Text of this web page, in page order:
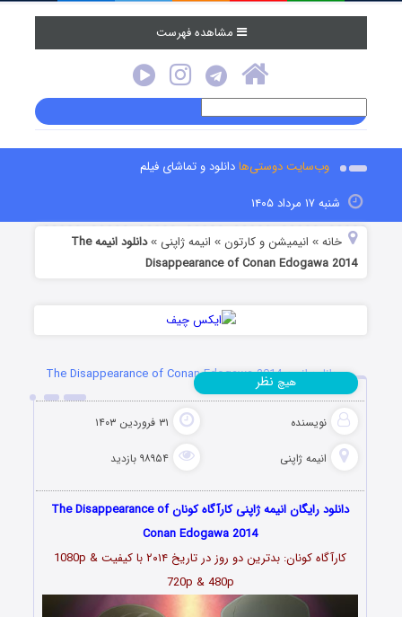
مشاهده فهرست
وب‌سایت دوستی‌هادانلود و تماشای فیلم
شنبه ۱۷ مرداد ۱۴۰۵
خانه » انیمیشن و کارتون » انیمه ژاپنی »
دانلود انیمه The
Disappearance of Conan Edogawa 2014
دانلود انیمه The Disappearance of Conan Edogawa 2014
نویسنده ۳۱ فروردین ۱۴۰۳
انیمه ژاپنی ۹۸۹۵۴ بازدید
هیچ نظر
دانلود رایگان انیمه ژاپنیکارآگاه کونانThe Disappearance of
Conan Edogawa 2014
کارآگاه کونان: بدترین دو روز در تاریخ ۲۰۱۴
با کیفیت 1080p &
720p & 480p